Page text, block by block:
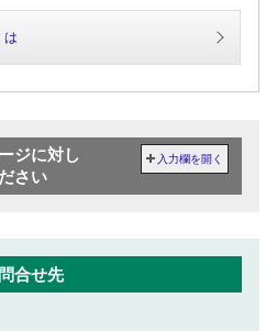
ジに対し
さい
入力欄を開く
合せ先